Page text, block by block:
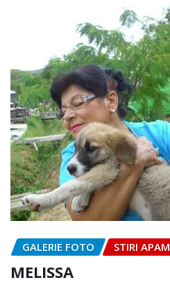
GALERIE FOTO STIRI APAM
MELISSA